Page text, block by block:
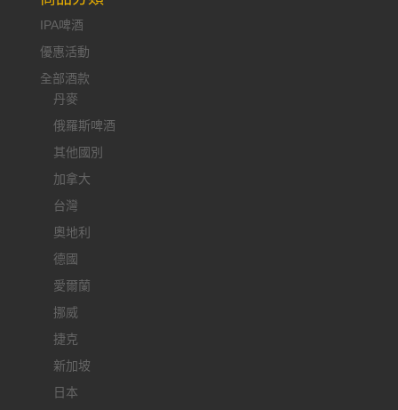
IPA啤酒
優惠活動
全部酒款
丹麥
俄羅斯啤酒
其他國別
加拿大
台灣
奧地利
德國
愛爾蘭
挪威
捷克
新加坡
日本